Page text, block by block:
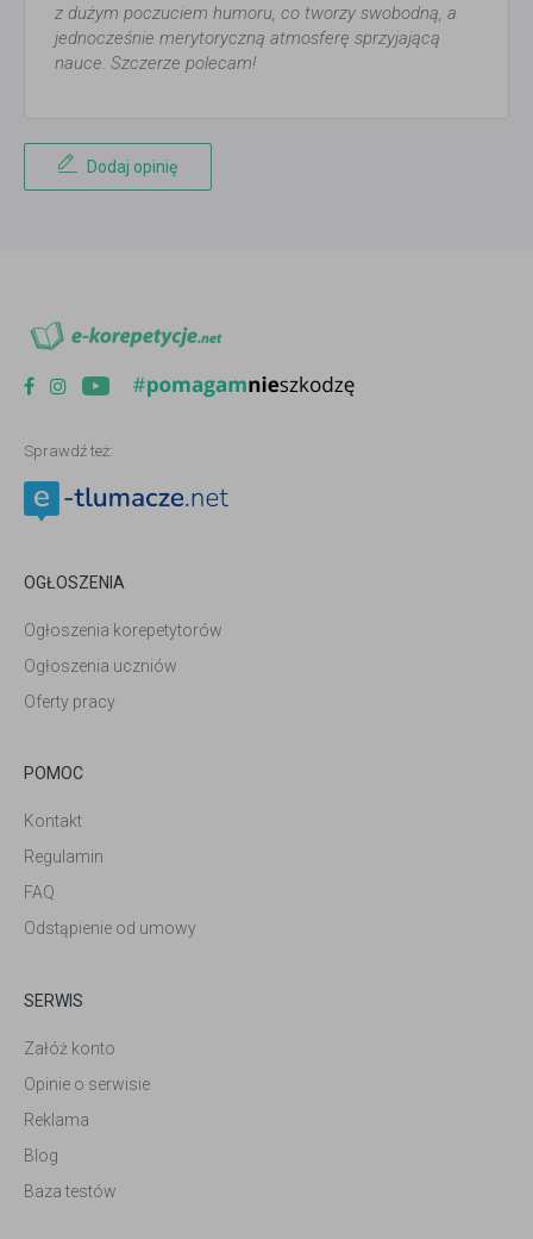
z dużym poczuciem humoru, co tworzy swobodną, a
jednocześnie merytoryczną atmosferę sprzyjającą
nauce. Szczerze polecam!
Dodaj opinię
Sprawdź też:
OGŁOSZENIA
Ogłoszenia korepetytorów
Ogłoszenia uczniów
Oferty pracy
POMOC
Kontakt
Regulamin
FAQ
Odstąpienie od umowy
SERWIS
Załóż konto
Opinie o serwisie
Reklama
Blog
Baza testów